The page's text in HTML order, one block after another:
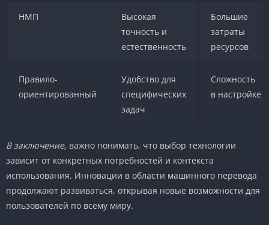
НМП
Высокая
точность и
естественность
Большие
затраты
ресурсов
Правило-
ориентированный
Удобство для
специфических
задач
Сложность
в настройке
В заключение, важно понимать, что выбор технологии
зависит от конкретных потребностей и контекста
использования. Инновации в области машинного перевода
продолжают развиваться, открывая новые возможности для
пользователей по всему миру.